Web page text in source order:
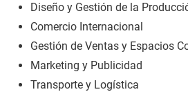
Diseño y Gestión de la
Comercio Internacional
Gestión de Ventas y Espacios
Marketing y Publicidad
Transporte y Logística